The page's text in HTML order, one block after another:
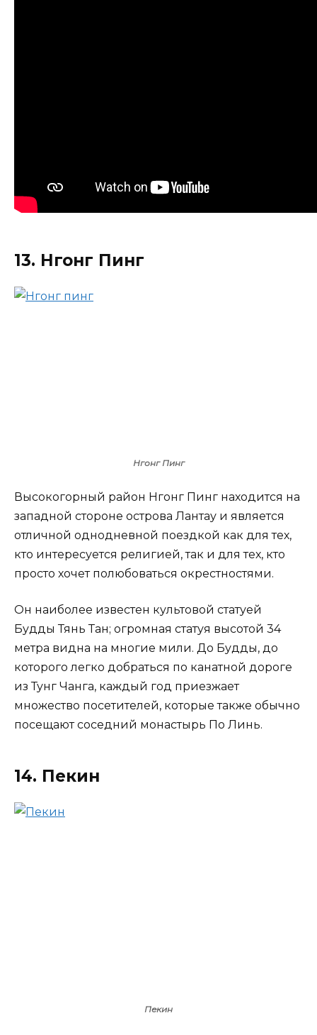
13. Нгонг Пинг
Нгонг Пинг
Высокогорный район Нгонг Пинг находится на
западной стороне острова Лантау и является
отличной однодневной поездкой как для тех,
кто интересуется религией, так и для тех, кто
просто хочет полюбоваться окрестностями.
Он наиболее известен культовой статуей
Будды Тянь Тан; огромная статуя высотой 34
метра видна на многие мили. До Будды, до
которого легко добраться по канатной дороге
из Тунг Чанга, каждый год приезжает
множество посетителей, которые также обычно
посещают соседний монастырь По Линь.
14. Пекин
Пекин